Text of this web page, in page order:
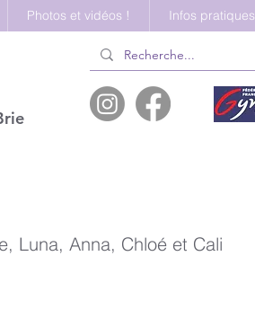
Photos et vidéos ! Infos pratiques
Luna, Anna, Chloé et Cali